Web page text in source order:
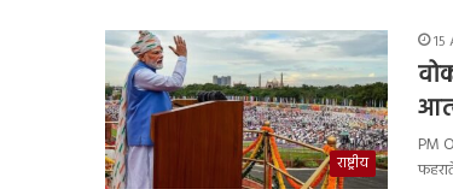
राष्ट्रीय
15
PM